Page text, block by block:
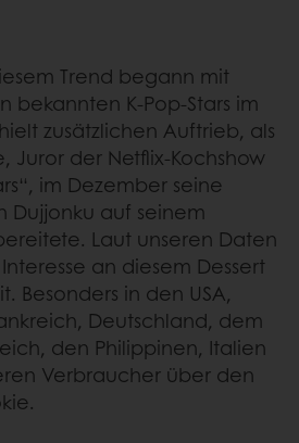
Trend begann mit
bekannten K‑Pop-Stars im
zusätzlichen Auftrieb, als
Juror der Netflix-Kochshow
im Dezember seine
Dujjonku auf seinem
Laut unseren Daten
an diesem Dessert
Besonders in den USA,
Deutschland, dem
den Philippinen, Italien
Verbraucher über den